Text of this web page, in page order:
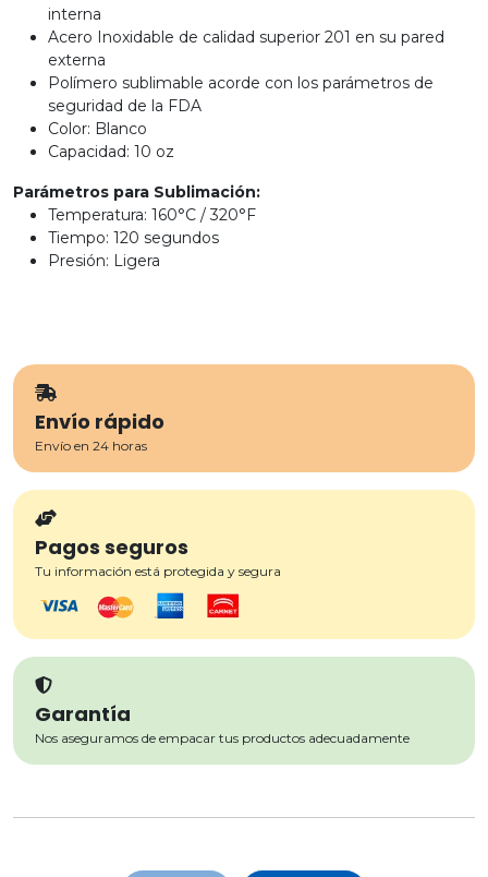
interna
Acero Inoxidable de calidad superior 201 en su pared
externa
Polímero sublimable acorde con los parámetros de
seguridad de la FDA
Color: Blanco
Capacidad: 10 oz
Parámetros para Sublimación:
Temperatura: 160°C / 320°F
Tiempo: 120 segundos
Presión: Ligera
Envío rápido
Envío en 24 horas
Pagos seguros
Tu información está protegida y segura
Garantía
Nos aseguramos de empacar tus productos adecuadamente